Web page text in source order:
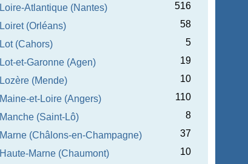
Loire-Atlantique (Nantes)
516
Loiret (Orléans)
58
Lot (Cahors)
5
Lot-et-Garonne (Agen)
19
Lozère (Mende)
10
Maine-et-Loire (Angers)
110
Manche (Saint-Lô)
8
Marne (Châlons-en-Champagne)
37
Haute-Marne (Chaumont)
10